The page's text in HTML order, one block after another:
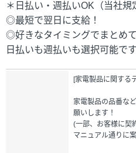
＊日払い・週払いOK（当社規
◎最短で翌日に支給！
◎好きなタイミングでまとめて
日払いも週払いも選択可能です
[家電製品に関する
家電製品の品番な
願いします！
(一部、お客様に契
マニュアル通りに